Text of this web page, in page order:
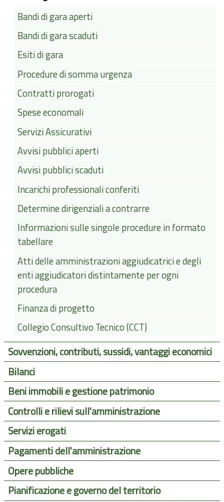
Bandi di gara aperti
Bandi di gara scaduti
Esiti di gara
Procedure di somma urgenza
Contratti prorogati
Spese economali
Servizi Assicurativi
Avvisi pubblici aperti
Avvisi pubblici scaduti
Incarichi professionali conferiti
Determine dirigenziali a contrarre
Informazioni sulle singole procedure in formato
tabellare
Atti delle amministrazioni aggiudicatrici e degli
enti aggiudicatori distintamente per ogni
procedura
Finanza di progetto
Collegio Consultivo Tecnico (CCT)
Sovvenzioni, contributi, sussidi, vantaggi economici
Bilanci
Beni immobili e gestione patrimonio
Controlli e rilievi sull'amministrazione
Servizi erogati
Pagamenti dell'amministrazione
Opere pubbliche
Pianificazione e governo del territorio